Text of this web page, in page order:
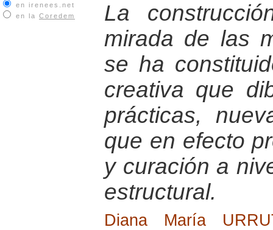
en irenees.net
en la Coredem
La
mirada de las
se ha
creativa que
prácticas,
que en efecto
y curación a
estructural.
Diana María